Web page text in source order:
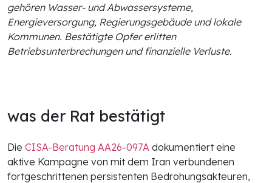
gehören Wasser- und Abwassersysteme,
Energieversorgung, Regierungsgebäude und lokale
Kommunen. Bestätigte Opfer erlitten
Betriebsunterbrechungen und finanzielle Verluste.
was der Rat bestätigt
Die CISA-Beratung AA26-097A dokumentiert eine
aktive Kampagne von mit dem Iran verbundenen
fortgeschrittenen persistenten Bedrohungsakteuren,